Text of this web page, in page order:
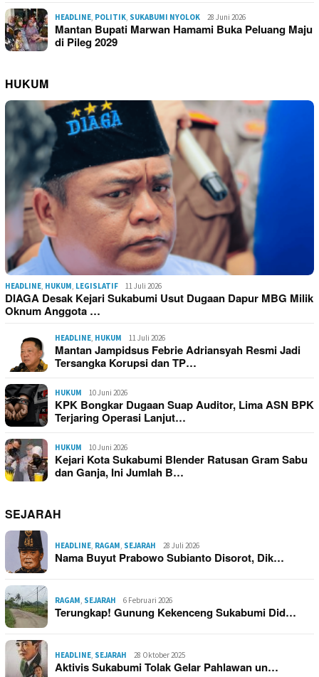
HEADLINE, POLITIK, SUKABUMI NYOLOK 28 Juni 2026
Mantan Bupati Marwan Hamami Buka Peluang Maju
di Pileg 2029
HUKUM
HEADLINE, HUKUM, LEGISLATIF 11 Juli 2026
DIAGA Desak Kejari Sukabumi Usut Dugaan Dapur MBG Milik
Oknum Anggota …
HEADLINE, HUKUM 11 Juli 2026
Mantan Jampidsus Febrie Adriansyah Resmi Jadi
Tersangka Korupsi dan TP…
HUKUM 10 Juni 2026
KPK Bongkar Dugaan Suap Auditor, Lima ASN BPK
Terjaring Operasi Lanjut…
HUKUM 10 Juni 2026
Kejari Kota Sukabumi Blender Ratusan Gram Sabu
dan Ganja, Ini Jumlah B…
SEJARAH
HEADLINE, RAGAM, SEJARAH 28 Juli 2026
Nama Buyut Prabowo Subianto Disorot, Dik…
RAGAM, SEJARAH 6 Februari 2026
Terungkap! Gunung Kekenceng Sukabumi Did…
HEADLINE, SEJARAH 28 Oktober 2025
Aktivis Sukabumi Tolak Gelar Pahlawan un…